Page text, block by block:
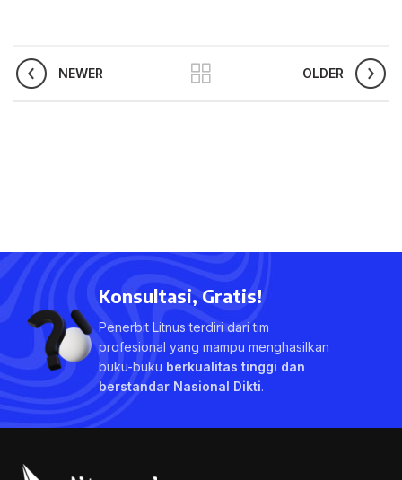
NEWER OLDER
Konsultasi, Gratis!
Penerbit Litnus terdiri dari tim
profesional yang mampu menghasilkan
buku-buku berkualitas tinggi dan
berstandar Nasional Dikti.